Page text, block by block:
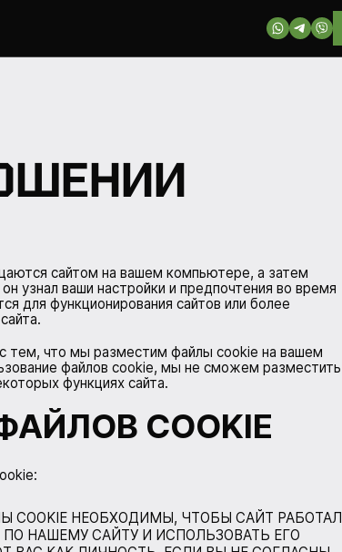
сайтом на вашем компьютере, а затем
узнал ваши настройки и предпочтения во время
для функционирования сайтов или более
тем, что мы разместим файлы cookie на вашем
файлов cookie, мы не сможем разместить
функциях сайта.
COOKIE
COOKIE НЕОБХОДИМЫ, ЧТОБЫ САЙТ РАБОТАЛ
НАШЕМУ САЙТУ И ИСПОЛЬЗОВАТЬ ЕГО